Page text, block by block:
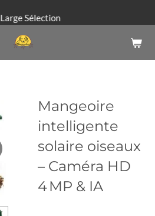
Large Sélection
Mangeoire
intelligente
solaire oiseaux
– Caméra HD
4 MP & IA